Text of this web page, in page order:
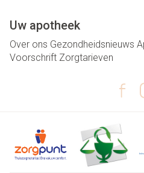
Uw apotheek
Over ons Gezondheidsnieuws
Voorschrift Zorgtarieven